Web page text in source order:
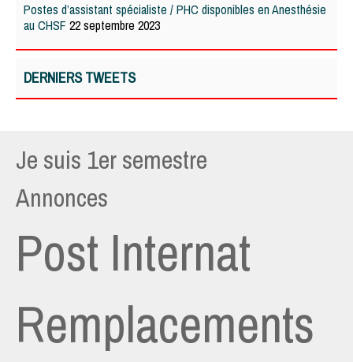
Postes d’assistant spécialiste / PHC disponibles en Anesthésie
au CHSF 22 septembre 2023
DERNIERS TWEETS
Je suis 1er semestre
Annonces
Post Internat
Remplacements